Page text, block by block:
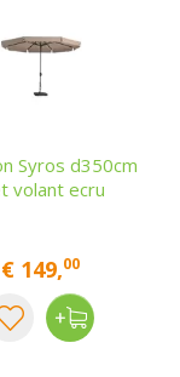
Syros d350cm
volant ecru
€ 149,00